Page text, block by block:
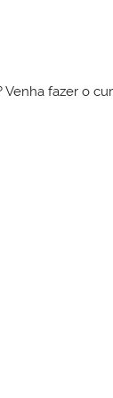
Venha fazer o